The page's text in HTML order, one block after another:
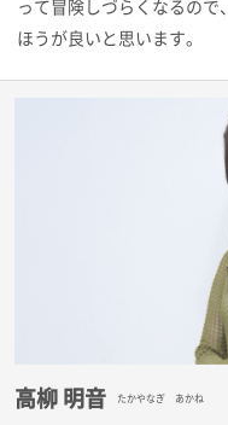
って冒険しづらくなるの
ほうが良いと思います。
高柳 明音 たかやなぎ あかね